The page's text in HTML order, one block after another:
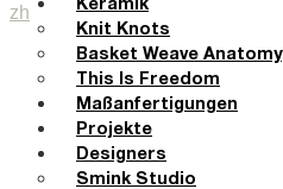
zh
Keramik
Knit Knots
Basket Weave Anatomy
This Is Freedom
Maßanfertigungen
Projekte
Designers
Smink Studio